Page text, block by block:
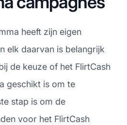
heeft zijn eigen
elk daarvan is belangrijk
de keuze of het FlirtCash
geschikt is om te
stap is om de
voor het FlirtCash